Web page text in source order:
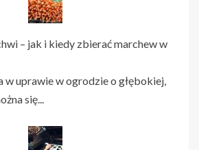
– jak i kiedy zbierać marchew w
w uprawie w ogrodzie o głębokiej,
się...